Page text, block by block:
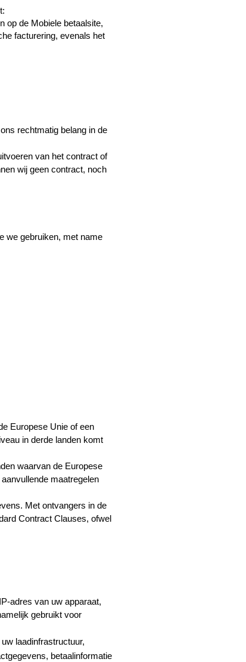
op de Mobiele betaalsite,
facturering, evenals het
rechtmatig belang in de
van het contract of
wij geen contract, noch
we gebruiken, met name
Europese Unie of een
in derde landen komt
waarvan de Europese
maatregelen
Met ontvangers in de
Contract Clauses, ofwel
adres van uw apparaat,
gebruikt voor
laadinfrastructuur,
betaalinformatie